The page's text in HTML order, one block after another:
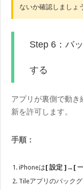
ないか確認しましょ
Step 6：バ
する
アプリが裏側で動
新を許可します。
手順：
iPhoneは[ 設定 ]→[
Tileアプリのバック